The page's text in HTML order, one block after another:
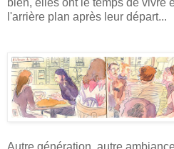
l'arrière plan après leur départ...
Autre génération, autre